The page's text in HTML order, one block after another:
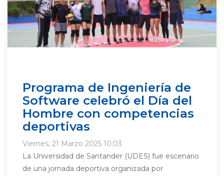
Programa de Ingeniería de
Software celebró el Día del
Hombre con competencias
deportivas
Viernes, 21 Marzo 2025 10:03
La Universidad de Santander (UDES) fue escenario
de una jornada deportiva organizada por